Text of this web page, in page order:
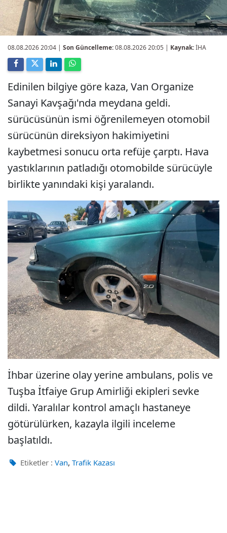
08.08.2026 20:04 | Son Güncelleme:08.08.2026 20:05 | Kaynak:İHA
Edinilen bilgiye göre kaza, Van Organize
Sanayi Kavşağı'nda meydana geldi.
sürücüsünün ismi öğrenilemeyen otomobil
sürücünün direksiyon hakimiyetini
kaybetmesi sonucu orta refüje çarptı. Hava
yastıklarının patladığı otomobilde sürücüyle
birlikte yanındaki kişi yaralandı.
İhbar üzerine olay yerine ambulans, polis ve
Tuşba İtfaiye Grup Amirliği ekipleri sevke
dildi. Yaralılar kontrol amaçlı hastaneye
götürülürken, kazayla ilgili inceleme
başlatıldı.
Etiketler : Van, Trafik Kazası